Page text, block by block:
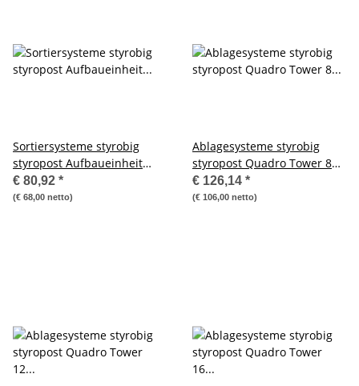
Sortiersysteme styrobig
styropost Aufbaueinheit
Trio-Tower, 3Bx3H, 6 Fächer
€ 80,92 *
(€ 68,00 netto)
Ablagesysteme styrobig
styropost Quadro Tower 8
Fächer Ablagebox
Ablagefach
€ 126,14 *
(€ 106,00 netto)